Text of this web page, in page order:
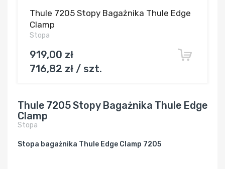
Thule 7205 Stopy Bagażnika Thule Edge
Clamp
Stopa
919,00 zł
716,82 zł / szt.
Thule 7205 Stopy Bagażnika Thule Edge
Clamp
Stopa
Stopa bagażnika Thule Edge Clamp 7205